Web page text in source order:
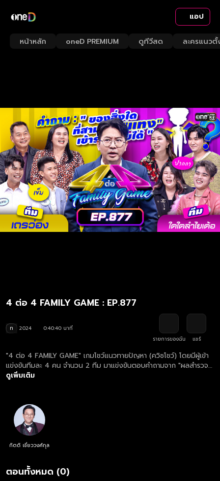
แอป
หน้าหลัก oneD PREMIUM ดูทีวีสด ละครแนวตั้
4 ต่อ 4 FAMILY GAME : EP.877
ท 2024
0:40:40 นาที
รายการของฉัน
แชร์
"4 ต่อ 4 FAMILY GAME" เกมโชว์แนวทายปัญหา (ควิซโชว์) โดยมีผู้เข้า
แข่งขันทีมละ 4 คน จำนวน 2 ทีม มาแข่งขันตอบคำถามจาก "ผลสำรวจ"
ดูย้อนหลังรายการ 4 ต่อ 4 FAMILY GAME ตอนใหม่ล่าสุด ทุกวันเสาร์
ดูเพิ่มเติม
กิตติ เชี่ยววงศ์กุล
ตอนทั้งหมด (0)